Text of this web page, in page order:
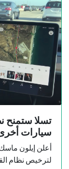
تسلا ستمنح
سيارات
أعلن إيلون
لترخيص نظام